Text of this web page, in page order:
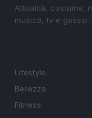
Attualità, costume,
musica, tv e gossip.
Lifestyle
Bellezza
Fitness